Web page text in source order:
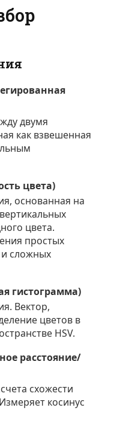
двумя
как взвешенная
цвета)
основанная на
цвета.
простых
сложных
гистограмма)
Вектор,
цветов в
HSV.
расстояние/
схожести
косинус